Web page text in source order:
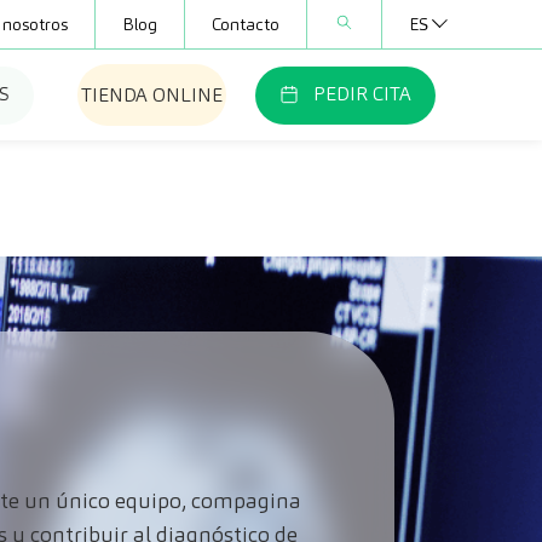
Blog Contacto ES
TIENDA ONLINE PEDIR CITA
un único equipo, compagina
y contribuir al diagnóstico de